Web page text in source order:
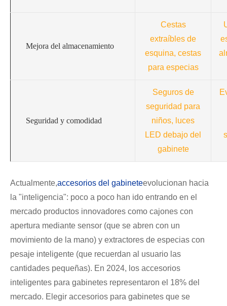
Mejora del almacenamiento
Cestas
extraíbles de
esquina, cestas
para especias
Seguridad y comodidad
Seguros de
seguridad para
niños, luces
LED debajo del
gabinete
Actualmente,accesorios del gabineteevolucionan hacia
la "inteligencia": poco a poco han ido entrando en el
mercado productos innovadores como cajones con
apertura mediante sensor (que se abren con un
movimiento de la mano) y extractores de especias con
pesaje inteligente (que recuerdan al usuario las
cantidades pequeñas). En 2024, los accesorios
inteligentes para gabinetes representaron el 18% del
mercado. Elegir accesorios para gabinetes que se